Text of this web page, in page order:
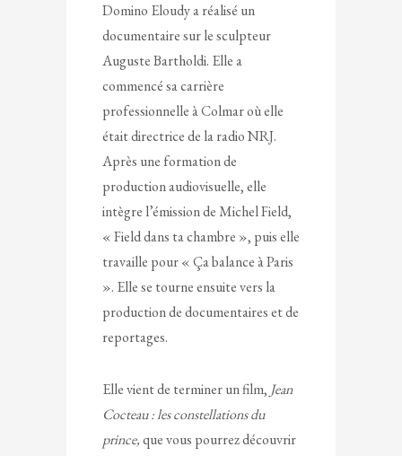
Domino Eloudy a réalisé un
documentaire sur le sculpteur
Auguste Bartholdi. Elle a
commencé sa carrière
professionnelle à Colmar où elle
était directrice de la radio NRJ.
Après une formation de
production audiovisuelle, elle
intègre l’émission de Michel Field,
« Field dans ta chambre », puis elle
travaille pour « Ça balance à Paris
». Elle se tourne ensuite vers la
production de documentaires et de
reportages.
Elle vient de terminer un film, Jean
Cocteau : les constellations du
prince,que vous pourrez découvrir